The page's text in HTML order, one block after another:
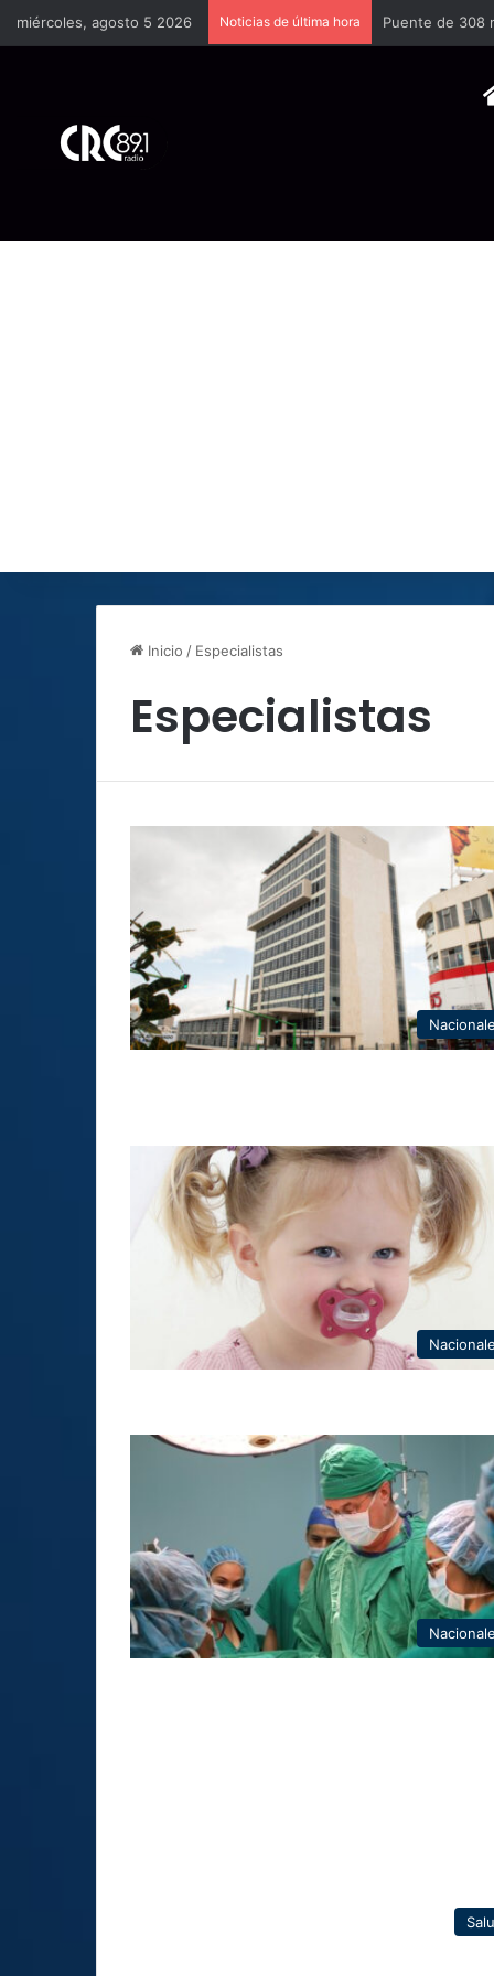
miércoles, agosto 5 2026 Noticias de última hora Onda tropical
Inicio / Especialistas
Especialistas